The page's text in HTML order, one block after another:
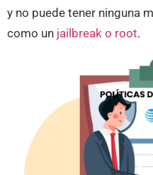
y no puede tener ninguna
como un jailbreak o root.